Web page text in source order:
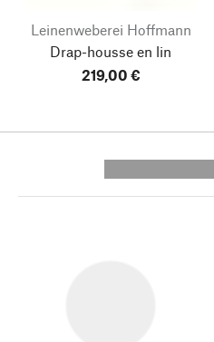
Leinenweberei Hoffmann
Drap-housse en lin
219,00 €